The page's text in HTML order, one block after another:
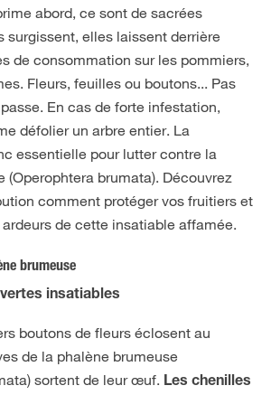
abord, ce sont de sacrées
surgissent, elles laissent derrière
de consommation sur les pommiers,
Fleurs, feuilles ou boutons... Pas
En cas de forte infestation,
défolier un arbre entier. La
essentielle pour lutter contre la
(Operophtera brumata). Découvrez
comment protéger vos fruitiers et
de cette insatiable affamée.
brumeuse
insatiables
boutons de fleurs éclosent au
de la phalène brumeuse
sortent de leur œuf. Les chenilles